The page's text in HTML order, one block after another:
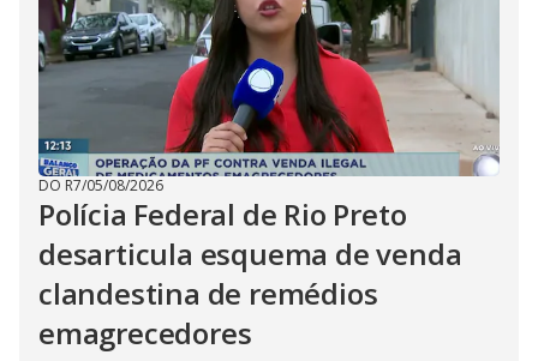
DO R7/05/08/2026
Polícia Federal de Rio Preto
desarticula esquema de venda
clandestina de remédios
emagrecedores